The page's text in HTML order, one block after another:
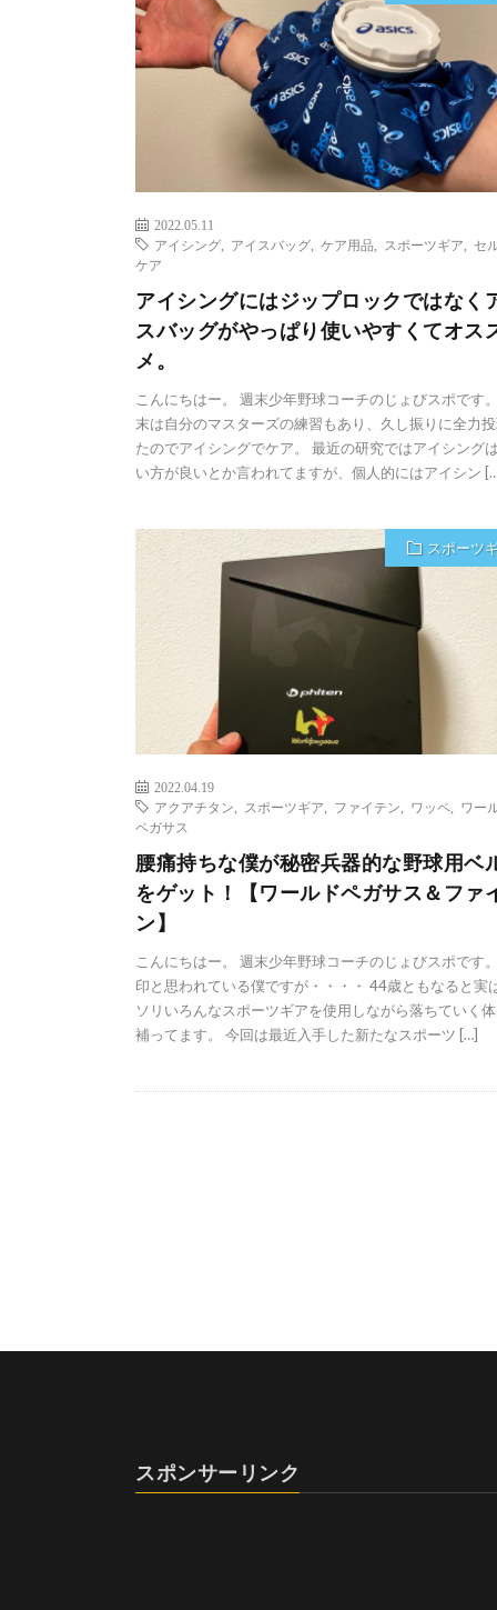
2022.05.11
アイシング
アイスバッグ ケア用品 スポーツギア
セ
ケア
アイシングにはジップロックではなく
スバッグがやっぱり使いやすくてオス
メ。
こんにちはー。 週末少年野球コーチのじょびスポです
末は自分のマスターズの練習もあり、久し振りに全力
たのでアイシングでケア。 最近の研究ではアイシング
い方が良いとか言われてますが、個人的にはアイシン
スポーツ
2022.04.19
アクアチタン
スポーツギア ファイテン ワッペ
ワー
ペガサス
腰痛持ちな僕が秘密兵器的な野球用ベ
をゲット！【ワールドペガサス＆ファ
ン】
こんにちはー。 週末少年野球コーチのじょびスポです
印と思われている僕ですが・・・・ 44歳ともなると実
ソリいろんなスポーツギアを使用しながら落ちていく
補ってます。 今回は最近入手した新たなスポーツ […]
スポンサーリンク